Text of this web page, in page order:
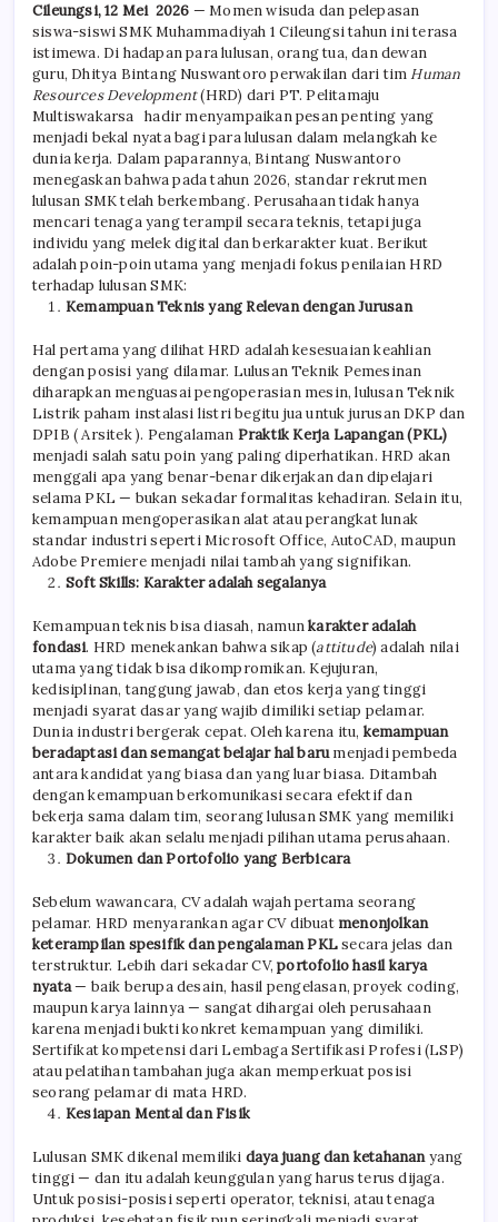
Cileungsi, 12 Mei 2026 — Momen wisuda dan pelepasan
siswa-siswi SMK Muhammadiyah 1 Cileungsi tahun ini terasa
istimewa. Di hadapan para lulusan, orang tua, dan dewan
guru, Dhitya Bintang Nuswantoro perwakilan dari timHuman
Resources Development(HRD) dari PT. Pelitamaju
Multiswakarsa hadir menyampaikan pesan penting yang
menjadi bekal nyata bagi para lulusan dalam melangkah ke
dunia kerja. Dalam paparannya, Bintang Nuswantoro
menegaskan bahwa pada tahun 2026, standar rekrutmen
lulusan SMK telah berkembang. Perusahaan tidak hanya
mencari tenaga yang terampil secara teknis, tetapi juga
individu yang melek digital dan berkarakter kuat. Berikut
adalah poin-poin utama yang menjadi fokus penilaian HRD
terhadap lulusan SMK:
Kemampuan Teknis yang Relevan dengan Jurusan
Hal pertama yang dilihat HRD adalah kesesuaian keahlian
dengan posisi yang dilamar. Lulusan Teknik Pemesinan
diharapkan menguasai pengoperasian mesin, lulusan Teknik
Listrik paham instalasi listri begitu jua untuk jurusan DKP dan
DPIB ( Arsitek ). Pengalaman Praktik Kerja Lapangan (PKL)
menjadi salah satu poin yang paling diperhatikan. HRD akan
menggali apa yang benar-benar dikerjakan dan dipelajari
selama PKL — bukan sekadar formalitas kehadiran. Selain itu,
kemampuan mengoperasikan alat atau perangkat lunak
standar industri seperti Microsoft Office, AutoCAD, maupun
Adobe Premiere menjadi nilai tambah yang signifikan.
Soft Skills: Karakter adalah segalanya
Kemampuan teknis bisa diasah, namunkarakter adalah
fondasi. HRD menekankan bahwa sikap (attitude) adalah nilai
utama yang tidak bisa dikompromikan. Kejujuran,
kedisiplinan, tanggung jawab, dan etos kerja yang tinggi
menjadi syarat dasar yang wajib dimiliki setiap pelamar.
Dunia industri bergerak cepat. Oleh karena itu, kemampuan
beradaptasi dan semangat belajar hal barumenjadi pembeda
antara kandidat yang biasa dan yang luar biasa. Ditambah
dengan kemampuan berkomunikasi secara efektif dan
bekerja sama dalam tim, seorang lulusan SMK yang memiliki
karakter baik akan selalu menjadi pilihan utama perusahaan.
Dokumen dan Portofolio yang Berbicara
Sebelum wawancara, CV adalah wajah pertama seorang
pelamar. HRD menyarankan agar CV dibuat menonjolkan
keterampilan spesifik dan pengalaman PKLsecara jelas dan
terstruktur. Lebih dari sekadar CV,portofolio hasil karya
nyata— baik berupa desain, hasil pengelasan, proyek coding,
maupun karya lainnya — sangat dihargai oleh perusahaan
karena menjadi bukti konkret kemampuan yang dimiliki.
Sertifikat kompetensi dari Lembaga Sertifikasi Profesi (LSP)
atau pelatihan tambahan juga akan memperkuat posisi
seorang pelamar di mata HRD.
Kesiapan Mental dan Fisik
Lulusan SMK dikenal memiliki daya juang dan ketahananyang
tinggi — dan itu adalah keunggulan yang harus terus dijaga.
Untuk posisi-posisi seperti operator, teknisi, atau tenaga